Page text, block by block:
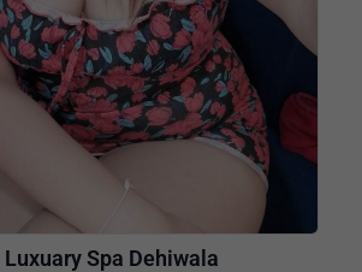
Spa Dehiwala